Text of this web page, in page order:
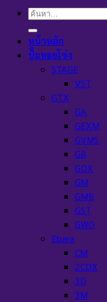
ค้นหา:
หน้าหลัก
ปั๊มหอยโข่ง
STAGE
VST
GTX
GA
GEXM
GVMS
GB
GDX
GM
GMB
GST
GWO
Ebara
CM
2CDX
3D
3M